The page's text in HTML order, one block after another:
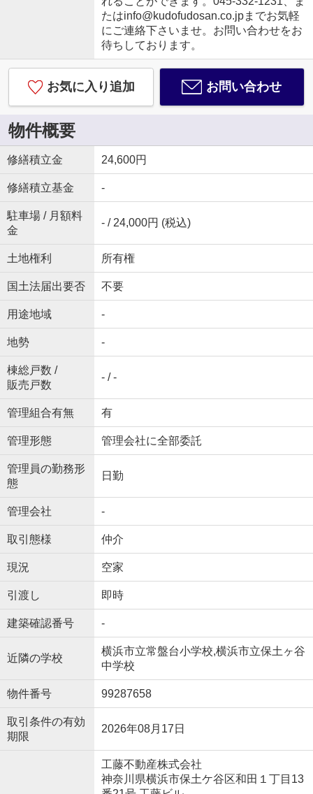
たはinfo@kudofudosan.co.jpまでお気軽
にご連絡下さいませ。お問い合わせをお
待ちしております。
お気に入り追加 お問い合わせ
物件概要
修繕積立金 24,600円
修繕積立基金 -
駐車場 / 月額料
金
- / 24,000円 (税込)
土地権利 所有権
国土法届出要否 不要
用途地域 -
地勢 -
棟総戸数 /
販売戸数
- / -
管理組合有無 有
管理形態 管理会社に全部委託
管理員の勤務形
態
日勤
管理会社 -
取引態様 仲介
現況 空家
引渡し 即時
建築確認番号 -
近隣の学校
横浜市立常盤台小学校,横浜市立保土ヶ谷
中学校
物件番号 99287658
取引条件の有効
期限
2026年08月17日
工藤不動産株式会社
神奈川県横浜市保土ケ谷区和田１丁目13